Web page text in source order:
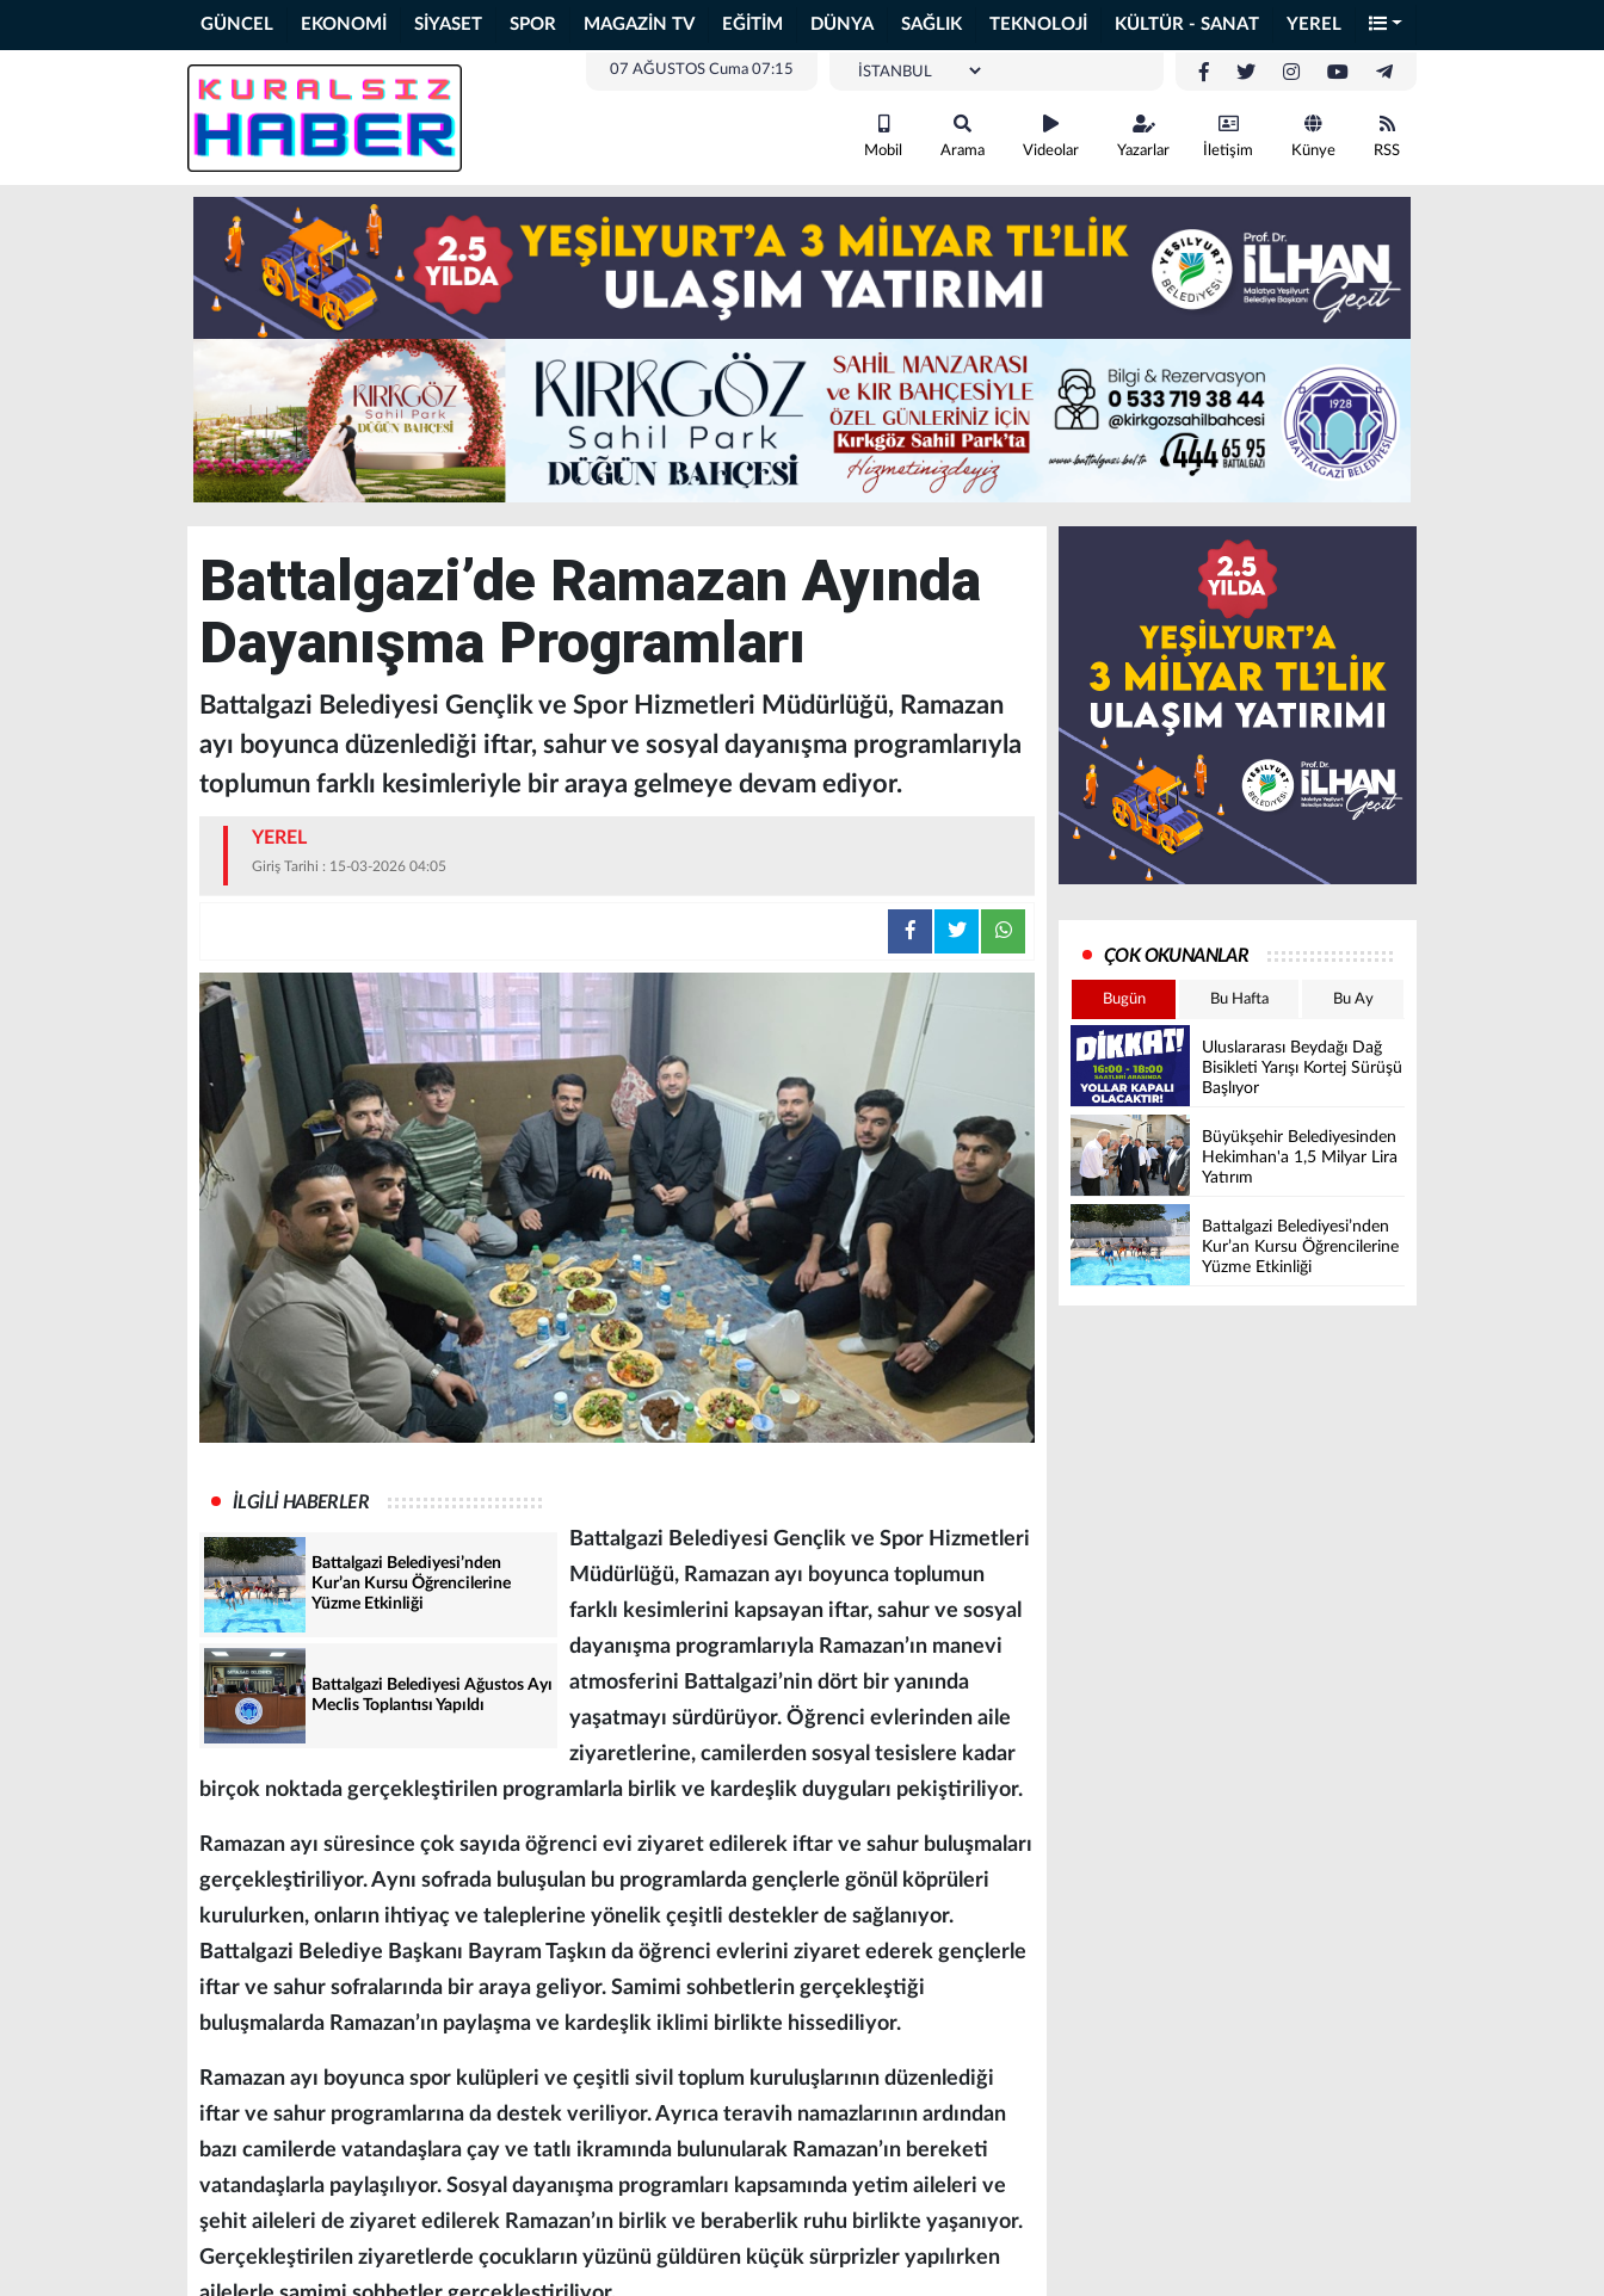
GÜNCEL EKONOMİ SİYASET SPOR MAGAZİN TV EĞİTİM DÜNYA SAĞLIK TEKNOLOJİ KÜLTÜR - SANAT YEREL
07 AĞUSTOS Cuma 07:15
Mobil Arama Videolar Yazarlar İletişim Künye RSS
Battalgazi’de Ramazan Ayında
Dayanışma Programları
Battalgazi Belediyesi Gençlik ve Spor Hizmetleri Müdürlüğü, Ramazan
ayı boyunca düzenlediği iftar, sahur ve sosyal dayanışma programlarıyla
toplumun farklı kesimleriyle bir araya gelmeye devam ediyor.
YEREL
Giriş Tarihi : 15-03-2026 04:05
İLGİLİ HABERLER
Battalgazi Belediyesi’nden
Kur’an Kursu Öğrencilerine
Yüzme Etkinliği
Battalgazi Belediyesi Ağustos Ayı
Meclis Toplantısı Yapıldı
Battalgazi Belediyesi Gençlik ve Spor Hizmetleri
Müdürlüğü, Ramazan ayı boyunca toplumun
farklı kesimlerini kapsayan iftar, sahur ve sosyal
dayanışma programlarıyla Ramazan’ın manevi
atmosferini Battalgazi’nin dört bir yanında
yaşatmayı sürdürüyor. Öğrenci evlerinden aile
ziyaretlerine, camilerden sosyal tesislere kadar
birçok noktada gerçekleştirilen programlarla birlik ve kardeşlik duyguları pekiştiriliyor.
Ramazan ayı süresince çok sayıda öğrenci evi ziyaret edilerek iftar ve sahur buluşmaları
gerçekleştiriliyor. Aynı sofrada buluşulan bu programlarda gençlerle gönül köprüleri
kurulurken, onların ihtiyaç ve taleplerine yönelik çeşitli destekler de sağlanıyor.
Battalgazi Belediye Başkanı Bayram Taşkın da öğrenci evlerini ziyaret ederek gençlerle
iftar ve sahur sofralarında bir araya geliyor. Samimi sohbetlerin gerçekleştiği
buluşmalarda Ramazan’ın paylaşma ve kardeşlik iklimi birlikte hissediliyor.
Ramazan ayı boyunca spor kulüpleri ve çeşitli sivil toplum kuruluşlarının düzenlediği
iftar ve sahur programlarına da destek veriliyor. Ayrıca teravih namazlarının ardından
bazı camilerde vatandaşlara çay ve tatlı ikramında bulunularak Ramazan’ın bereketi
vatandaşlarla paylaşılıyor. Sosyal dayanışma programları kapsamında yetim aileleri ve
şehit aileleri de ziyaret edilerek Ramazan’ın birlik ve beraberlik ruhu birlikte yaşanıyor.
Gerçekleştirilen ziyaretlerde çocukların yüzünü güldüren küçük sürprizler yapılırken
ÇOK OKUNANLAR
Bugün Bu Hafta Bu Ay
Uluslararası Beydağı Dağ
Bisikleti Yarışı Kortej Sürüşü
Başlıyor
Büyükşehir Belediyesinden
Hekimhan'a 1,5 Milyar Lira
Yatırım
Battalgazi Belediyesi’nden
Kur’an Kursu Öğrencilerine
Yüzme Etkinliği